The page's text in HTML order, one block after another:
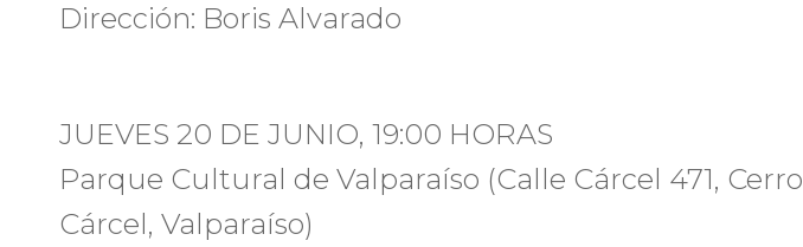
Dirección: Boris Alvarado
JUEVES 20 DE JUNIO, 19:00 HORAS
Parque Cultural de Valparaíso (Calle Cárcel 471, Cerro
Cárcel, Valparaíso)